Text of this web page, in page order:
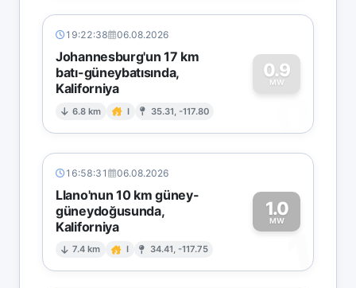
19:22:38 06.08.2026
Johannesburg'un 17 km
batı-güneybatısında,
Kaliforniya
6.8 km I 35.31, -117.80
0.9
MW
0
16:58:31 06.08.2026
Llano'nun 10 km güney-
güneydoğusunda,
Kaliforniya
7.4 km I 34.41, -117.75
1.0
MW
1